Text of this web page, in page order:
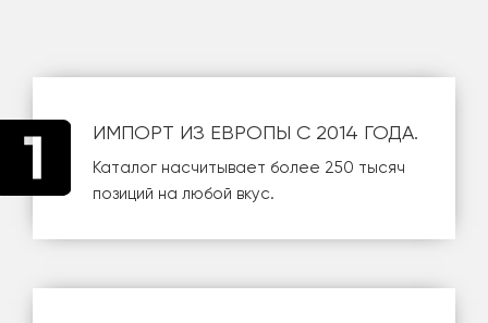
ИМПОРТ ИЗ ЕВРОПЫ С 2014 ГОДА.
Каталог насчитывает более 250 тысяч
позиций на любой вкус.